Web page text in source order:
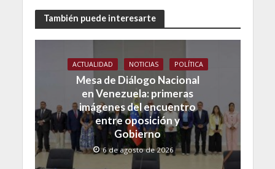
También puede interesarte
ACTUALIDAD NOTICIAS POLÍTICA
Mesa de Diálogo Nacional
en Venezuela: primeras
imágenes del encuentro
entre oposición y
Gobierno
6 de agosto de 2026